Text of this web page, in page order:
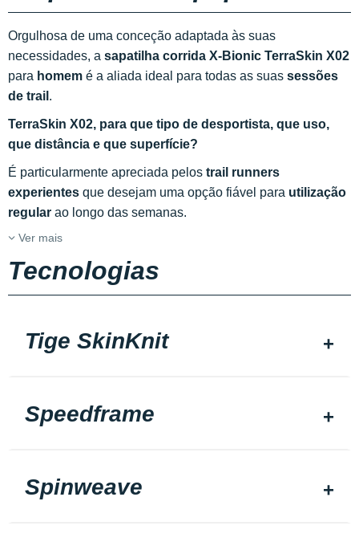
Orgulhosa de uma conceção adaptada às suas
necessidades, a sapatilha corrida X-Bionic TerraSkin X02
para homem é a aliada ideal para todas as suas sessões
de trail .
TerraSkin X02, para que tipo de desportista, que uso,
que distância e que superfície?
É particularmente apreciada pelos trail runners
experientes que desejam uma opção fiável para utilização
regular ao longo das semanas.
Ver mais
Tecnologias
Tige SkinKnit
Speedframe
Spinweave